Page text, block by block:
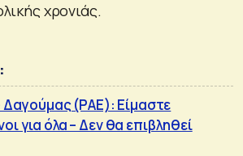
χρονιάς.
(ΡΑΕ): Είμαστε
για όλα – Δεν θα επιβληθεί